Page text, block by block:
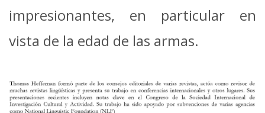
impresionantes, en particular en
vista de la edad de las armas.